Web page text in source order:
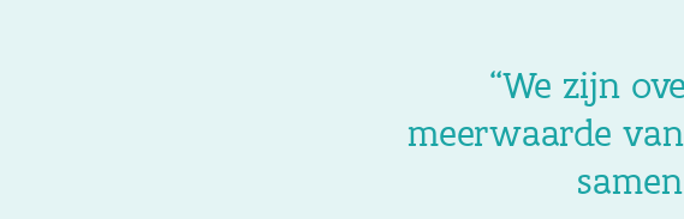
“We zijn
meerwaarde